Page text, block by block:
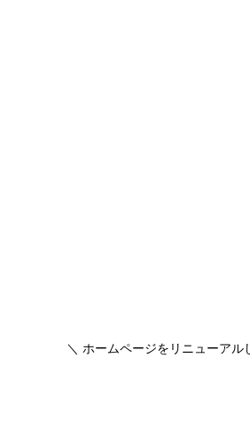
＼ ホームページをリニューアル